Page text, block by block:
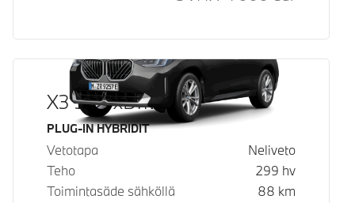
X3 30e xDrive
Käyttövoima
PLUG-IN HYBRIDIT
Vetotapa
Neliveto
Teho
299 hv
Toimintasäde sähköllä
88 km